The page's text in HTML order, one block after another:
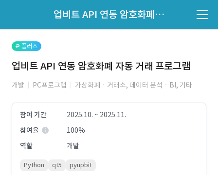
업비트 API 연동 암호화폐 자동 거래 프로그램
지원자 목록 바로가기
플러스
업비트 API 연동 암호화폐 자동 거래 프로그램
개발 PC프로그램 가상화폐ㆍ거래소, 데이터 분석ㆍBI, 기타
참여 기간
2025.10. ~ 2025.11.
참여율
100%
역할
개발
Python qt5 pyupbit